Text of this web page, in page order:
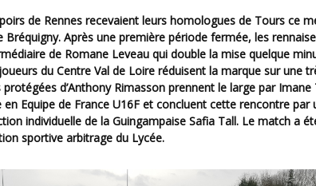
Bréquigny. Après une première période fermée, les
de Romane Leveau qui double la mise quelque
du Centre Val de Loire réduisent la marque sur une
d’Anthony Rimasson prennent le large par Imane
Equipe de France U16F et concluent cette rencontre par
individuelle de la Guingampaise Safia Tall. Le match a
sportive arbitrage du Lycée.